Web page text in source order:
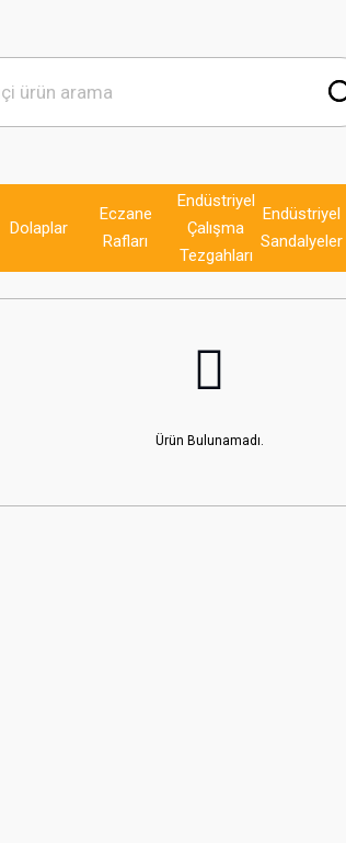
Dolaplar
Eczane
Rafları
Endüstriyel
Çalışma
Tezgahları
Endüstriyel
Sandalyeler
Ürün Bulunamadı.